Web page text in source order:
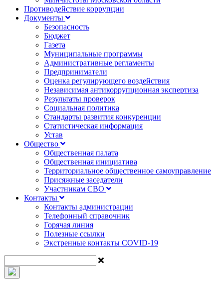
Противодействие коррупции
Документы
Безопасность
Бюджет
Газета
Муниципальные программы
Административные регламенты
Предприниматели
Оценка регулирующего воздействия
Независимая антикоррупционная экспертиза
Результаты проверок
Социальная политика
Стандарты развития конкуренции
Статистическая информация
Устав
Общество
Общественная палата
Общественная инициатива
Территориальное общественное самоуправление
Присяжные заседатели
Участникам СВО
Контакты
Контакты администрации
Телефонный справочник
Горячая линия
Полезные ссылки
Экстренные контакты COVID-19